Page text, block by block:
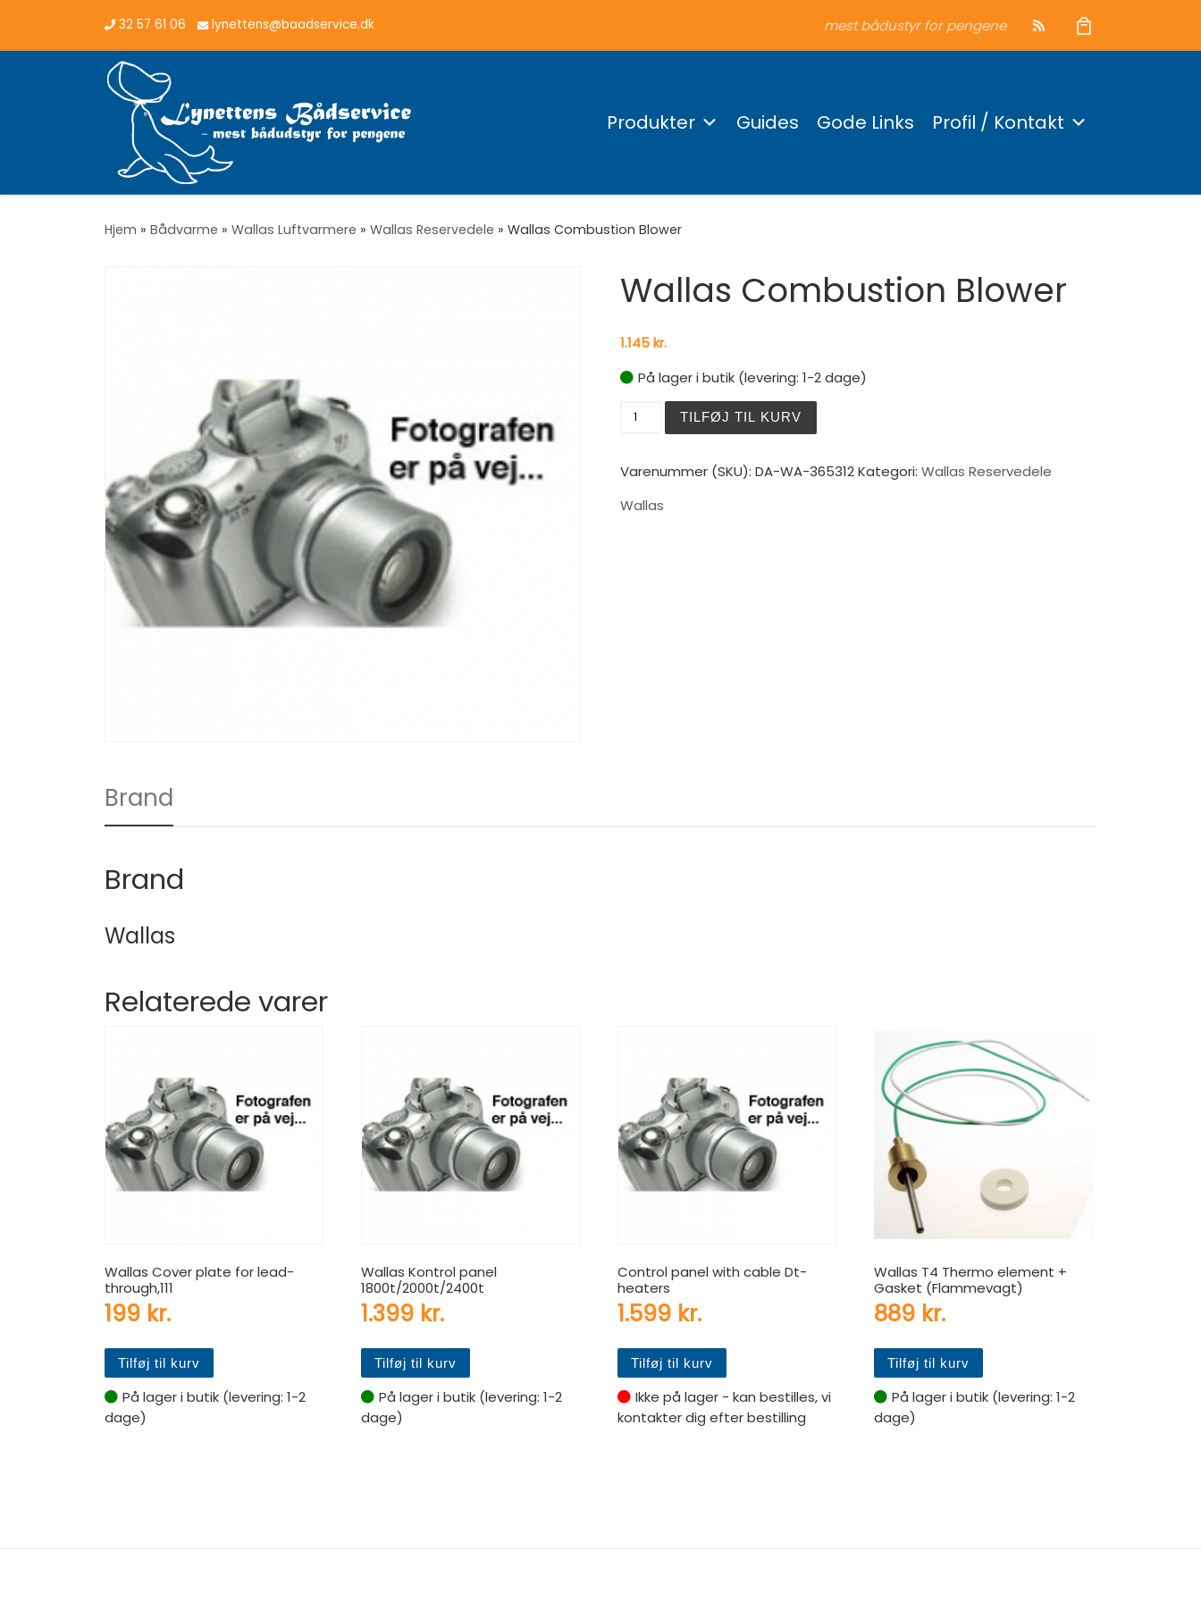
Vis hele indholdet32 57 61 06 lynettens@baadservice.dk mest bådustyr for pengene
Produkter Guides Gode Links Profil / Kontakt
Hjem » Bådvarme » Wallas Luftvarmere » Wallas Reservedele » Wallas Combustion Blower
Wallas Combustion Blower
1.145kr.
På lager i butik (levering: 1-2 dage)
TILFØJ TIL KURV
Varenummer (SKU):DA-WA-365312 Kategori:Wallas Reservedele
Wallas
Brand
Brand
Wallas
Relaterede varer
Wallas Cover plate for lead-
through,111
199 kr.
Tilføj til kurv
På lager i butik (levering: 1-2
dage)
Wallas Kontrol panel
1800t/2000t/2400t
1.399 kr.
Tilføj til kurv
På lager i butik (levering: 1-2
dage)
Control panel with cable Dt-
heaters
1.599 kr.
Tilføj til kurv
Ikke på lager - kan bestilles, vi
kontakter dig efter bestilling
Wallas T4 Thermo element +
Gasket (Flammevagt)
889 kr.
Tilføj til kurv
På lager i butik (levering: 1-2
dage)